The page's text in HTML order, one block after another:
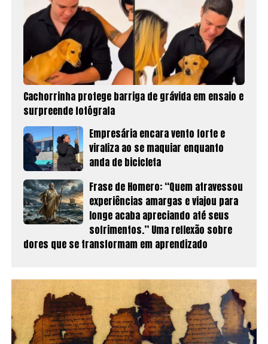
Cachorrinha protege barriga de grávida em ensaio e
surpreende fotógrafa
Empresária encara vento forte e
viraliza ao se maquiar enquanto
anda de bicicleta
Frase de Homero: “Quem atravessou
experiências amargas e viajou para
longe acaba apreciando até seus
sofrimentos.” Uma reflexão sobre
dores que se transformam em aprendizado